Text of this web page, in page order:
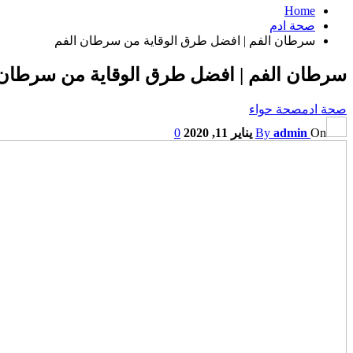
Home
صحة ادم
سرطان الفم | افضل طرق الوقاية من سرطان الفم
سرطان الفم | افضل طرق الوقاية من
صحة ادمصحة حواء
By admin On يناير 11, 2020 0